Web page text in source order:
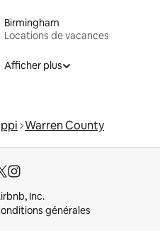
Birmingham
Locations de vacances
Afficher plus
Warren County
Inc.
générales